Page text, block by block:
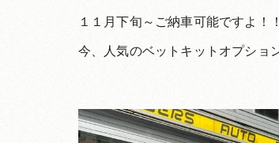
１１月下旬～ご納車可能ですよ！！
今、人気のベットキットオプショ